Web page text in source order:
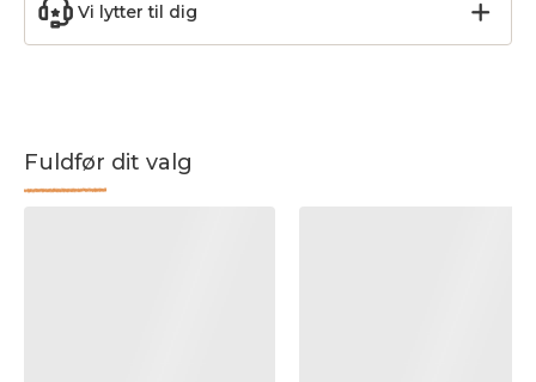
Vi lytter til dig
Fuldfør dit valg